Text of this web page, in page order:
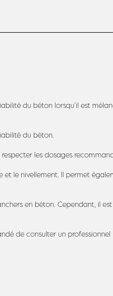
du béton lorsqu’il est
du béton.
les dosages
le nivellement. Il permet
en béton. Cependant, il
de consulter un